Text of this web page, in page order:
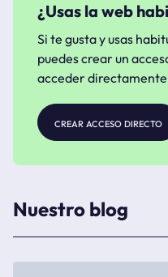
¿Usas la web
Si te gusta y usas
puedes crear un
acceder
crear acceso directo
Nuestro blog